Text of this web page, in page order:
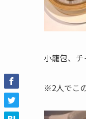
小籠包、
※2人でこ